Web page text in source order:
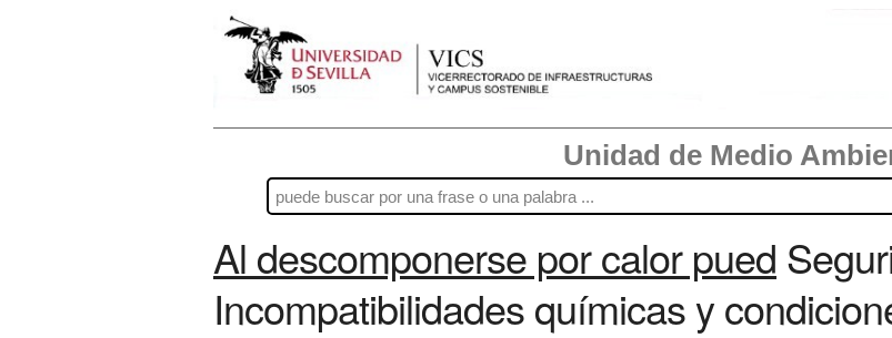
Unidad de Medio
Al descomponerse por calor pued
Incompatibilidades químicas y